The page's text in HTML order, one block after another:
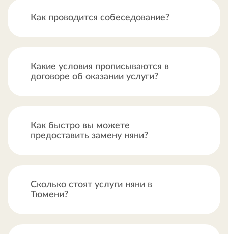
Как проводится собеседование?
Какие условия прописываются в
договоре об оказании услуги?
Как быстро вы можете
предоставить замену няни?
Сколько стоят услуги няни в
Тюмени?